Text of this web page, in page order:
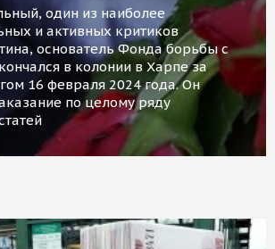
один из наиболее
и активных критиков
основатель Фонда борьбы с
в колонии в Харпе за
16 февраля 2024 года. Он
по целому ряду